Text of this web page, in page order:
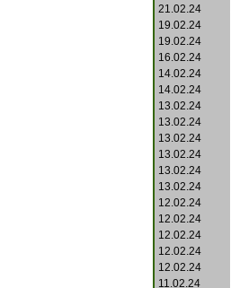
21.02.24
19.02.24
19.02.24
16.02.24
14.02.24
14.02.24
13.02.24
13.02.24
13.02.24
13.02.24
13.02.24
13.02.24
12.02.24
12.02.24
12.02.24
12.02.24
12.02.24
11.02.24